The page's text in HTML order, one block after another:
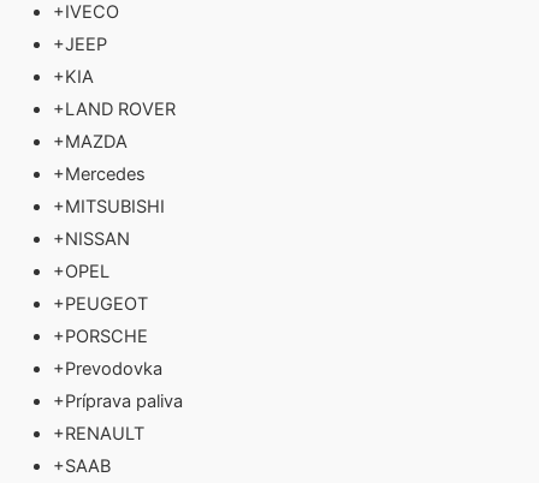
+IVECO
+JEEP
+KIA
+LAND ROVER
+MAZDA
+Mercedes
+MITSUBISHI
+NISSAN
+OPEL
+PEUGEOT
+PORSCHE
+Prevodovka
+Príprava paliva
+RENAULT
+SAAB